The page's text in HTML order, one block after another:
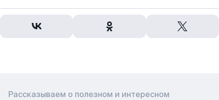
Рассказываем о полезном и интересном